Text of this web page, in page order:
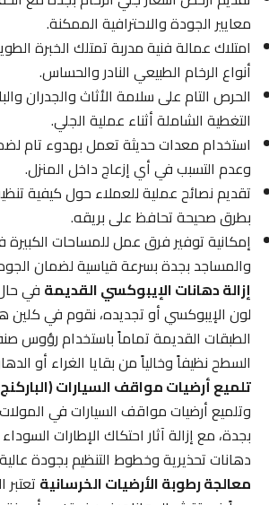
معايير الجودة والاحترافية الممكنة.
امتلاك عمالة فنية مدربة تمتلك الخبرة
أنواع الرخام الطبيعي النادر والحساس.
الحرص التام على سلامة الأثاث والجدران
التغطية الشاملة أثناء عملية الجلي.
استخدام معدات حديثة تعمل بهدوء تام
وعدم التسبب في أي إزعاج داخل المنزل.
تقديم نصائح عملية للعملاء حول كيفية تنظيف
بطرق صحيحة تحافظ على بريقه.
إمكانية توفير فرق عمل للمساحات الكبيرة في
والمساجد بجدة بسرعة قياسية لضمان الجودة.
إزالة دهانات الإيبوكسي القديمةفي حال
لون الإيبوكسي أو تجديده، نقوم في كلين
الطبقات القديمة تماماً باستخدام رؤوس
السطح نظيفاً وخالياً من بقايا الغراء أو
تلميع أرضيات مواقف السيارات (الباركنج)
وتلميع أرضيات مواقف السيارات في المولات
بجدة، مع إزالة آثار احتكاك الإطارات السوداء
دهانات تحذيرية وخطوط التنظيم بجودة عالية.
معالجة رطوبة الأرضيات الخرسانيةتعتبر